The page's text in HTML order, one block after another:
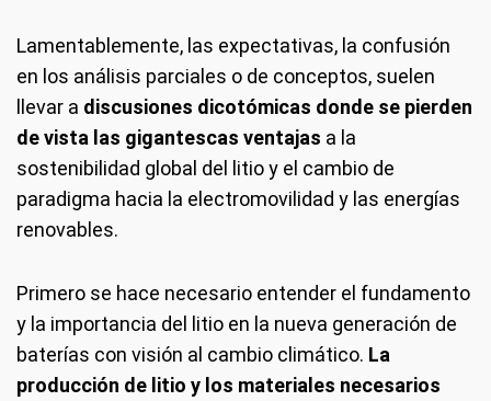
Lamentablemente, las expectativas, la confusión
en los análisis parciales o de conceptos, suelen
llevar a discusiones dicotómicas donde se pierden
de vista las gigantescas ventajas a la
sostenibilidad global del litio y el cambio de
paradigma hacia la electromovilidad y las energías
renovables.
Primero se hace necesario entender el fundamento
y la importancia del litio en la nueva generación de
baterías con visión al cambio climático. La
producción de litio y los materiales necesarios